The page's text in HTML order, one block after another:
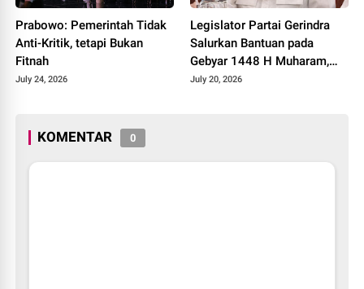
Prabowo: Pemerintah Tidak
Anti-Kritik, tetapi Bukan
Fitnah
July 24, 2026
Legislator Partai Gerindra
Salurkan Bantuan pada
Gebyar 1448 H Muharam,
Perkuat Semangat Gotong
July 20, 2026
KOMENTAR 0